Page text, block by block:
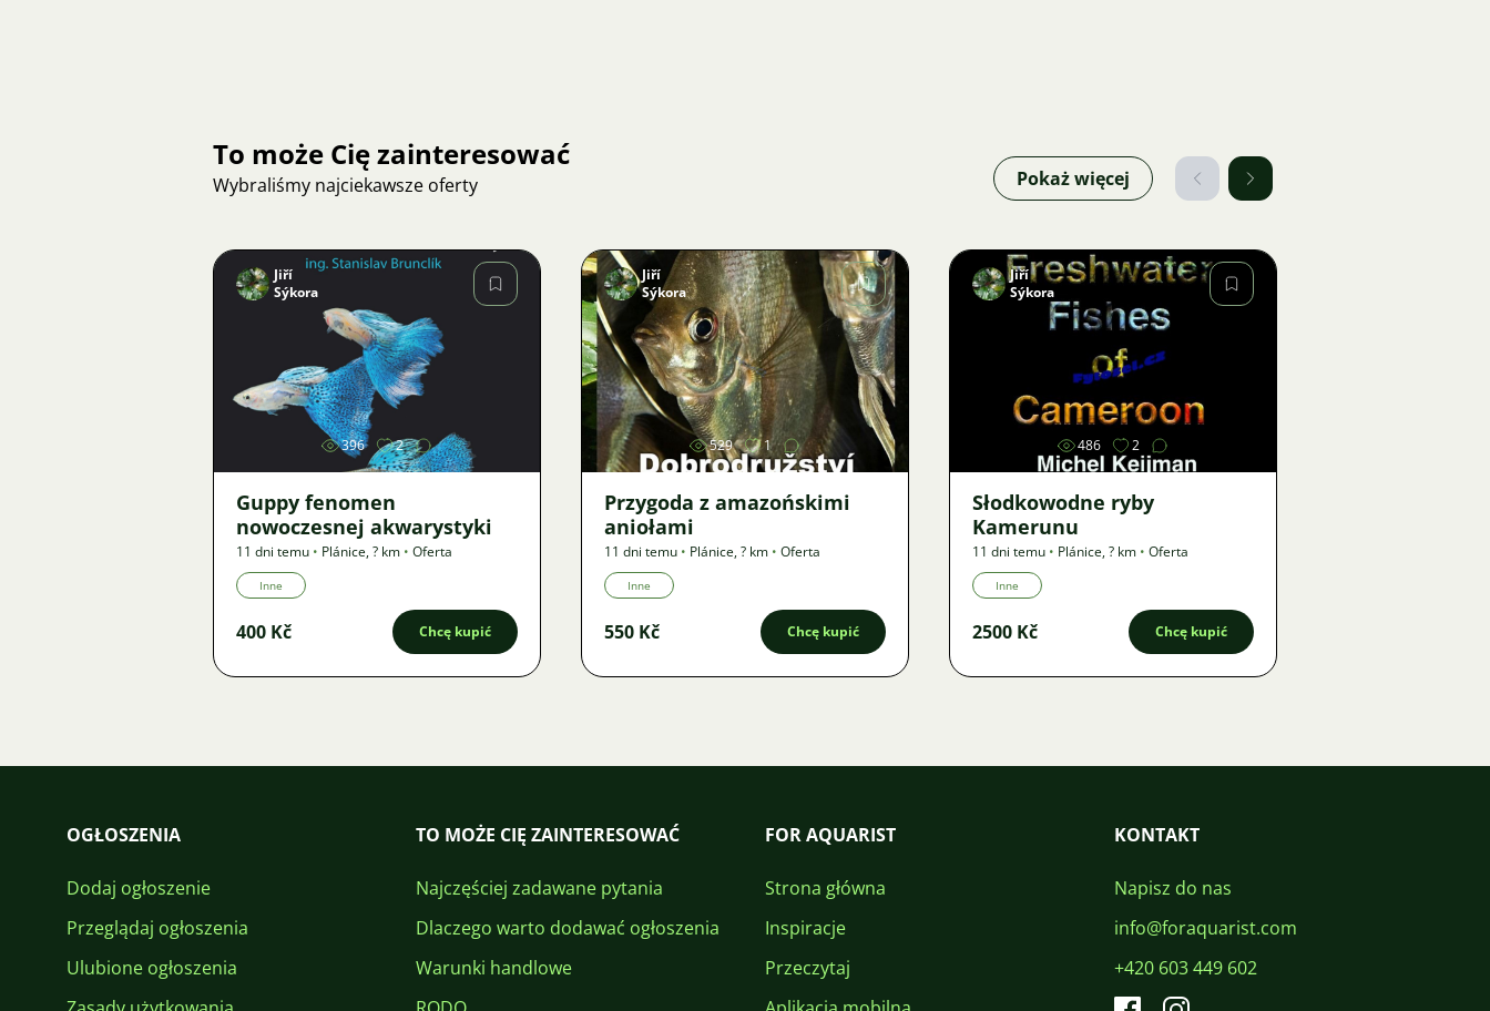
To może Cię zainteresować
Wybraliśmy najciekawsze oferty Pokaż więcej
Zdjęcie
Jiří
Sýkora
396 2
Guppy fenomen
nowoczesnej akwarystyki
11 dni temu • Plánice,? km • Oferta
Inne
400 Kč Chcę kupić
Zdjęcie
Jiří
Sýkora
529 1
Przygoda z amazońskimi
aniołami
11 dni temu • Plánice,? km • Oferta
Inne
550 Kč Chcę kupić
Zdjęcie
Jiří
Sýkora
486 2
Słodkowodne ryby
Kamerunu
11 dni temu • Plánice,? km • Oferta
Inne
2500 Kč Chcę kupić
OGŁOSZENIA
Dodaj ogłoszenie
Przeglądaj ogłoszenia
Ulubione ogłoszenia
TO MOŻE CIĘ ZAINTERESOWAĆ
Najczęściej zadawane pytania
Dlaczego warto dodawać ogłoszenia
Warunki handlowe
FOR AQUARIST
Strona główna
Inspiracje
Przeczytaj
KONTAKT
Napisz do nas
info@foraquarist.com
+420 603 449 602